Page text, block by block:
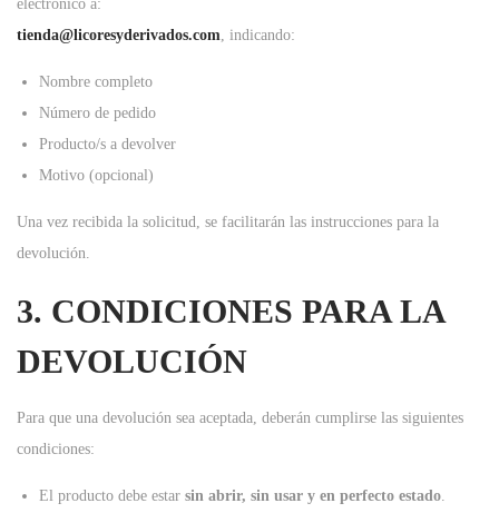
electrónico a:
tienda@licoresyderivados.com, indicando:
Nombre completo
Número de pedido
Producto/s a devolver
Motivo (opcional)
Una vez recibida la solicitud, se facilitarán las instrucciones para la
devolución.
3. CONDICIONES PARA LA
DEVOLUCIÓN
Para que una devolución sea aceptada, deberán cumplirse las siguientes
condiciones:
El producto debe estar sin abrir, sin usar y en perfecto estado.